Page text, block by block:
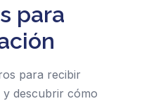
para
para recibir
y descubrir cómo